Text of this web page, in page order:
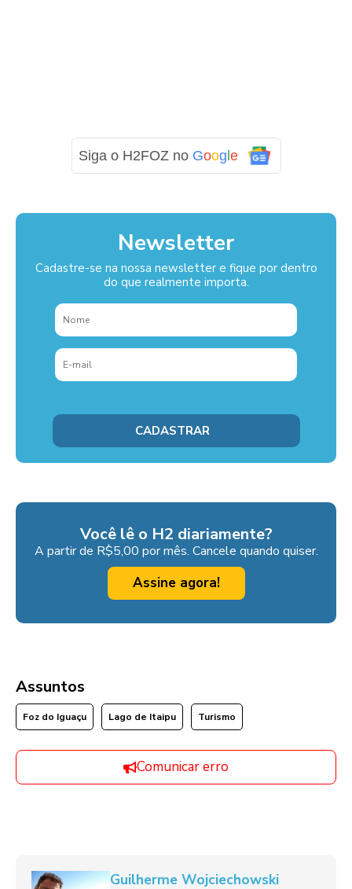
Siga o H2FOZ no Google
Newsletter
Cadastre-se na nossa newsletter e fique por dentro
do que realmente importa.
Você lê o H2 diariamente?
A partir de R$5,00 por mês. Cancele quando quiser.
Assine agora!
Assuntos
Foz do Iguaçu Lago de Itaipu Turismo
Comunicar erro
Guilherme Wojciechowski